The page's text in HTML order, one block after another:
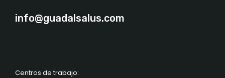
info@guadalsalus.com
Centros de trabajo: